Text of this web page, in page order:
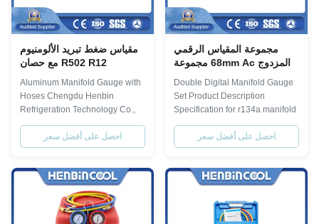
مجموعة المقياس الرقمي
المزدوج 68mm Ac مجموعة
Double Digital Manifold Gauge
Set Product Description
Specification for r134a manifold
gauge set: Model refrigerant
Gauge diameter Pressure Scale
Hose Connectors Length
R12, R502 φ68mm 0~800psi,
150cm blow case Burst
pressure: 3000 PSI , three ...
احصل على أفضل سعر
مقياس ضغط تبريد الألومنيوم
R502 R12 مع حصان
Aluminum Manifold Gauge with
Hoses Chengdu Henbin
Refrigeration Technology Co.,
Ltd. is a large modern chemical
enterprise specializing in
manufacturing, researching and
chemicals, fine chemicals,
hydrocarbon chemicals, etc. Its
headquarter locates in Sichuan
احصل على أفضل سعر